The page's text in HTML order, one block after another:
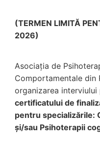
(TERMEN LIMITĂ
2026)
Asociația de
Comportamentale din
organizarea interviului
certificatului de
pentru specializările:
și/sau Psihoterapii